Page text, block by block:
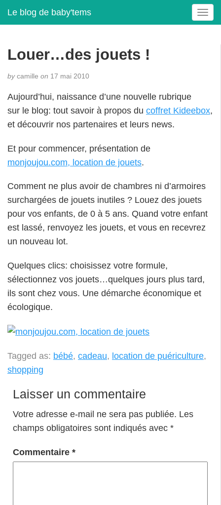
Le blog de baby'tems
T
o
i
Louer…des jouets !
bycamille on 17 mai 2010
Aujourd’hui, naissance d’une nouvelle rubrique
sur le blog: tout savoir à propos du coffret Kideebox,
et découvrir nos partenaires et leurs news.
Et pour commencer, présentation de
monjoujou.com, location de jouets.
Comment ne plus avoir de chambres ni d’armoires
surchargées de jouets inutiles ? Louez des jouets
pour vos enfants, de 0 à 5 ans. Quand votre enfant
est lassé, renvoyez les jouets, et vous en recevrez
un nouveau lot.
Quelques clics: choisissez votre formule,
sélectionnez vos jouets…quelques jours plus tard,
ils sont chez vous. Une démarche économique et
écologique.
Tagged as: bébé, cadeau, location de puériculture,
shopping
Laisser un commentaire
Votre adresse e-mail ne sera pas publiée. Les
champs obligatoires sont indiqués avec *
Commentaire *